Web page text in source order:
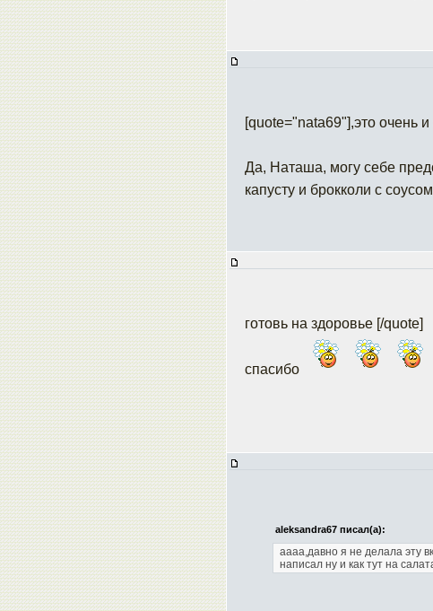
[quote="nata69"],это очень и
Да, Наташа, могу себе
капусту и брокколи с соусом
готовь на здоровье [/quote]
спасибо
aleksandra67 писал(а):
аааа,давно я не делала эту
написал ну и как тут на